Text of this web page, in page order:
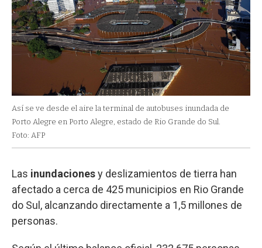
Así se ve desde el aire la terminal de autobuses inundada de
Porto Alegre en Porto Alegre, estado de Rio Grande do Sul.
Foto: AFP
Las inundacionesy deslizamientos de tierra han
afectado a cerca de 425 municipios en Rio Grande
do Sul, alcanzando directamente a 1,5 millones de
personas.